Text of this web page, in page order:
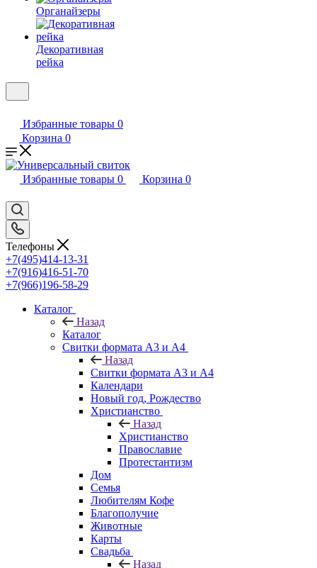
Органайзеры
Декоративная
рейка
Избранные товары 0
Корзина 0
Избранные товары 0 Корзина 0
Телефоны
+7(495)414-13-31
+7(916)416-51-70
+7(966)196-58-29
Каталог
Назад
Каталог
Свитки формата А3 и А4
Назад
Свитки формата А3 и А4
Календари
Новый год, Рождество
Христианство
Назад
Христианство
Православие
Протестантизм
Дом
Семья
Любителям Кофе
Благополучие
Животные
Карты
Свадьба
Назад